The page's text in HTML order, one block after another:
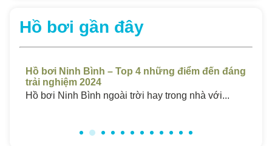
Hồ bơi gần đây
Hồ Bơi Sóc Trăng Giá Rẻ – Top 4 Những Bể
Chất Lượng Cao 2024
Hồ bơi ở Sóc Trăng luôn thu hút một lượng...